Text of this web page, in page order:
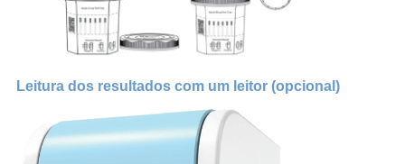
Leitura dos resultados com um leitor (opcional)